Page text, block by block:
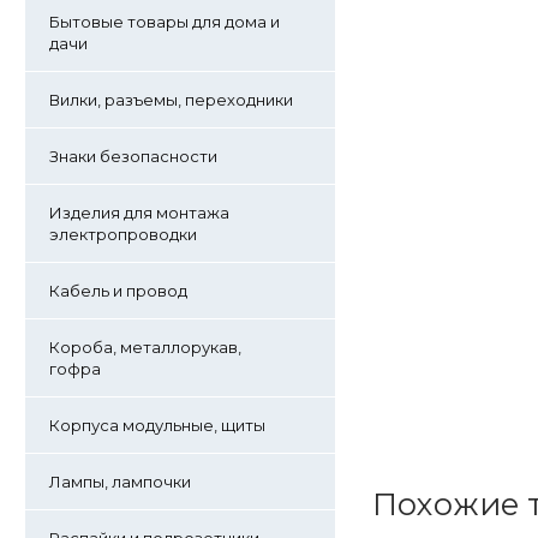
Бытовые товары для дома и
дачи
Вилки, разъемы, переходники
Знаки безопасности
Изделия для монтажа
электропроводки
Кабель и провод
Короба, металлорукав,
гофра
Корпуса модульные, щиты
Лампы, лампочки
Похожие